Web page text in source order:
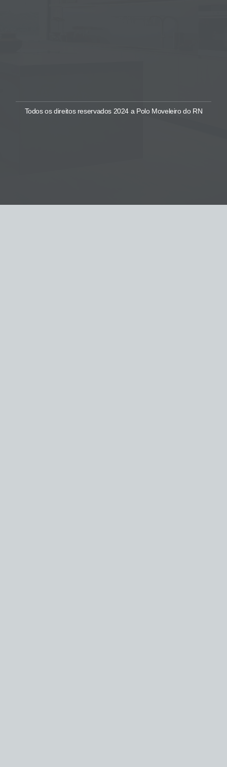
Todos os direitos reservados 2024 a Polo Moveleiro do RN